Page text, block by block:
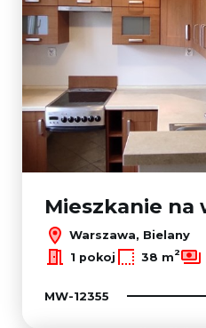
Mieszkanie na
Warszawa, Bielany
1 pokoj 38 m2
MW-12355